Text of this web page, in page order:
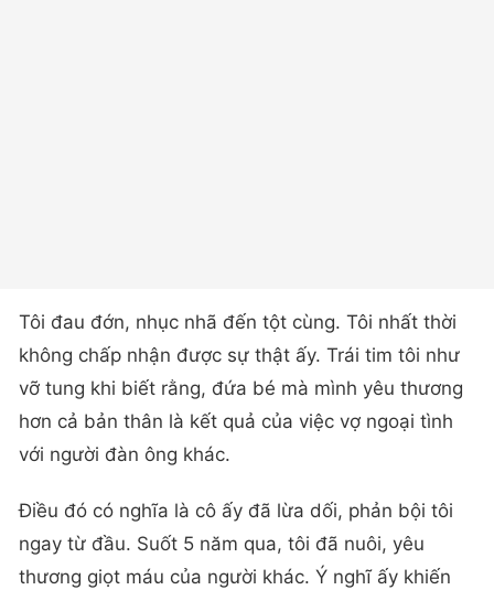
Tôi đau đớn, nhục nhã đến tột cùng. Tôi nhất thời
không chấp nhận được sự thật ấy. Trái tim tôi như
vỡ tung khi biết rằng, đứa bé mà mình yêu thương
hơn cả bản thân là kết quả của việc vợ ngoại tình
với người đàn ông khác.
Điều đó có nghĩa là cô ấy đã lừa dối, phản bội tôi
ngay từ đầu. Suốt 5 năm qua, tôi đã nuôi, yêu
thương giọt máu của người khác. Ý nghĩ ấy khiến